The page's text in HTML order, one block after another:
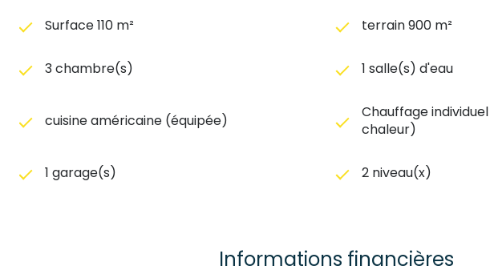
Surface 110 m² terrain 900 m²
3 chambre(s) 1 salle(s) d'eau
cuisine américaine (équipée)
Chauffage
chaleur)
1 garage(s) 2 niveau(x)
Informations financières